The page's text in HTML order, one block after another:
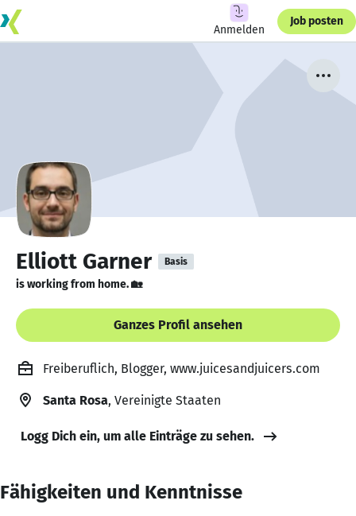
Anmelden
Job posten
Elliott Garner Basis
is working from home. 🏡
Ganzes Profil ansehen
Freiberuflich, Blogger, www.juicesandjuicers.com
Santa Rosa, Vereinigte Staaten
Logg Dich ein, um alle Einträge zu sehen.
Fähigkeiten und Kenntnisse